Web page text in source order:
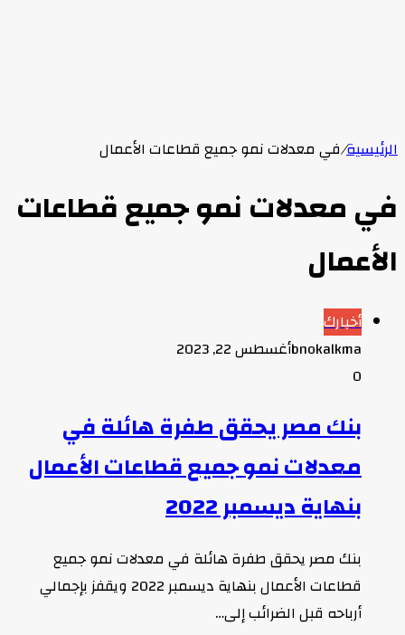
الرئيسية/في معدلات نمو جميع قطاعات الأعمال
في معدلات نمو جميع قطاعات
الأعمال
أخبارك
bnokalkmaأغسطس 22, 2023
0
بنك مصر يحقق طفرة هائلة في
معدلات نمو جميع قطاعات الأعمال
بنهاية ديسمبر 2022
بنك مصر يحقق طفرة هائلة في معدلات نمو جميع
قطاعات الأعمال بنهاية ديسمبر 2022 ويقفز بإجمالي
أرباحه قبل الضرائب إلى…